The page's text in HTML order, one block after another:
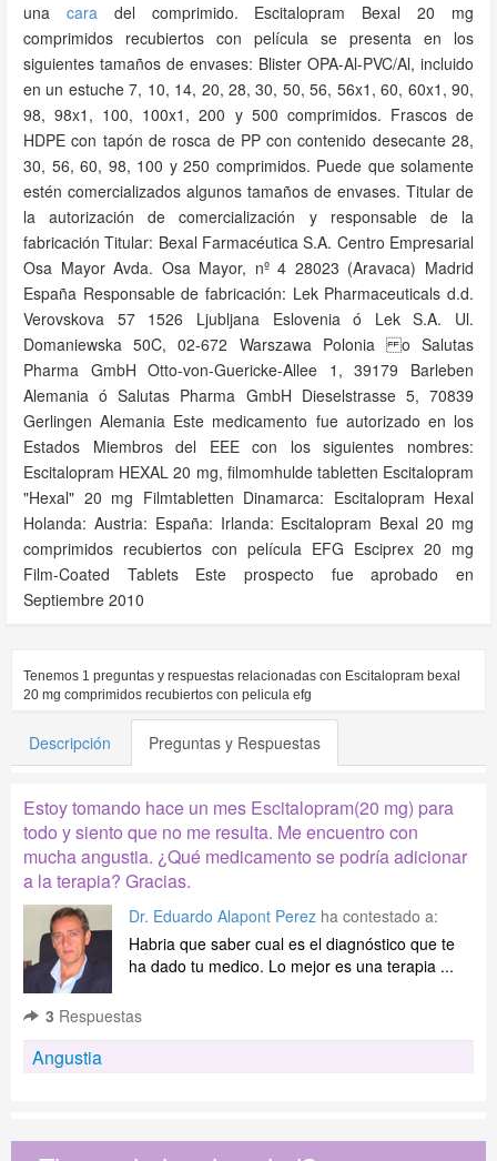
una caradel comprimido. Escitalopram Bexal 20 mg
comprimidos recubiertos con película se presenta en los
siguientes tamaños de envases: Blister OPA-Al-PVC/Al, incluido
en un estuche 7, 10, 14, 20, 28, 30, 50, 56, 56x1, 60, 60x1, 90,
98, 98x1, 100, 100x1, 200 y 500 comprimidos. Frascos de
HDPE con tapón de rosca de PP con contenido desecante 28,
30, 56, 60, 98, 100 y 250 comprimidos. Puede que solamente
estén comercializados algunos tamaños de envases. Titular de
la autorización de comercialización y responsable de la
fabricación Titular: Bexal Farmacéutica S.A. Centro Empresarial
Osa Mayor Avda. Osa Mayor, nº 4 28023 (Aravaca) Madrid
España Responsable de fabricación: Lek Pharmaceuticals d.d.
Verovskova 57 1526 Ljubljana Eslovenia ó Lek S.A. Ul.
Domaniewska 50C, 02-672 Warszawa Polonia o Salutas
Pharma GmbH Otto-von-Guericke-Allee 1, 39179 Barleben
Alemania ó Salutas Pharma GmbH Dieselstrasse 5, 70839
Gerlingen Alemania Este medicamento fue autorizado en los
Estados Miembros del EEE con los siguientes nombres:
Escitalopram HEXAL 20 mg, filmomhulde tabletten Escitalopram
"Hexal" 20 mg Filmtabletten Dinamarca: Escitalopram Hexal
Holanda: Austria: España: Irlanda: Escitalopram Bexal 20 mg
comprimidos recubiertos con película EFG Esciprex 20 mg
Film-Coated Tablets Este prospecto fue aprobado en
Septiembre 2010
Tenemos 1 preguntas y respuestas relacionadas con Escitalopram bexal
20 mg comprimidos recubiertos con pelicula efg
Descripción Preguntas y Respuestas
Estoy tomando hace un mes Escitalopram(20 mg) para
todo y siento que no me resulta. Me encuentro con
mucha angustia. ¿Qué medicamento se podría adicionar
a la terapia? Gracias.
Dr. Eduardo Alapont Perez ha contestado a:
Habria que saber cual es el diagnóstico que te
ha dado tu medico. Lo mejor es una terapia ...
3 Respuestas
Angustia